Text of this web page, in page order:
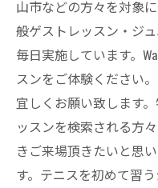
山市などの方々を対象
般ゲストレッスン・ジ
毎日実施しています。
スンをご体験ください。
宜しくお願い致します
ッスンを検索される方
きご来場頂きたいと思
す。テニスを初めて習